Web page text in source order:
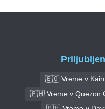
🇪🇬 Vreme v
🇵🇭 Vreme v Quezon